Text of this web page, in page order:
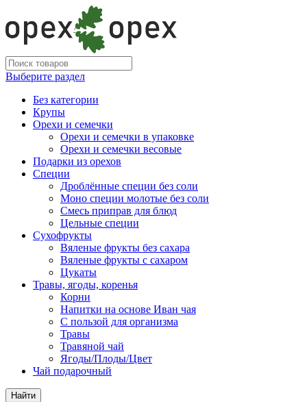
Выберите раздел
Без категории
Крупы
Орехи и семечки
Орехи и семечки в упаковке
Орехи и семечки весовые
Подарки из орехов
Специи
Дроблённые специи без соли
Моно специи молотые без соли
Смесь приправ для блюд
Цельные специи
Сухофрукты
Вяленые фрукты без сахара
Вяленые фрукты с сахаром
Цукаты
Травы, ягоды, коренья
Корни
Напитки на основе Иван чая
С пользой для организма
Травы
Травяной чай
Ягоды/Плоды/Цвет
Чай подарочный
Найти